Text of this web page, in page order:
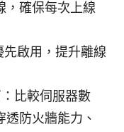
，確保每次上線
啟用，提升離線
比較伺服器數
防火牆能力、